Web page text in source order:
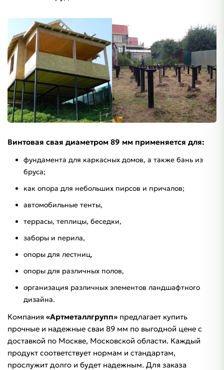
Винтовая свая диаметром 89 мм применяется для:
фундамента для каркасных домов, а также бань из
бруса;
как опора для небольших пирсов и причалов;
автомобильные тенты,
террасы, теплицы, беседки,
заборы и перила,
опоры для лестниц,
опоры для различных полов,
организация различных элементов ландшафтного
дизайна.
Компания «Артметаллгрупп» предлагает купить
прочные и надежные сваи 89 мм по выгодной цене с
доставкой по Москве, Московской области. Каждый
продукт соответствует нормам и стандартам,
прослужит долго и будет надежным. Для заказа